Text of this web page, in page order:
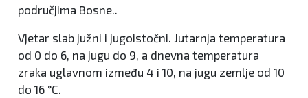
područjima Bosne..
Vjetar slab južni i jugoistočni. Jutarnja temperatura
od 0 do 6, na jugu do 9, a dnevna temperatura
zraka uglavnom između 4 i 10, na jugu zemlje od 10
do 16 °C.